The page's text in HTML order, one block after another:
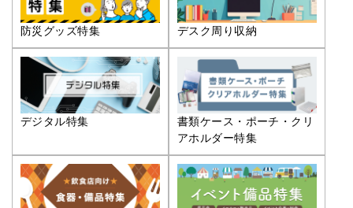
防災グッズ特集 デスク周り収納
デジタル特集
書類ケース・ポーチ・クリ
アホルダー特集